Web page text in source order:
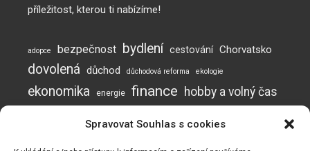
Spravovat Souhlas s cookies
příležitost, kterou ti nabízíme!
adopce bezpečnost bydlení cestování Chorvatsko
dovolená důchod důchodová reforma ekologie
ekonomika energie finance hobby a volný čas
mužská neplodnost
Neplodnost